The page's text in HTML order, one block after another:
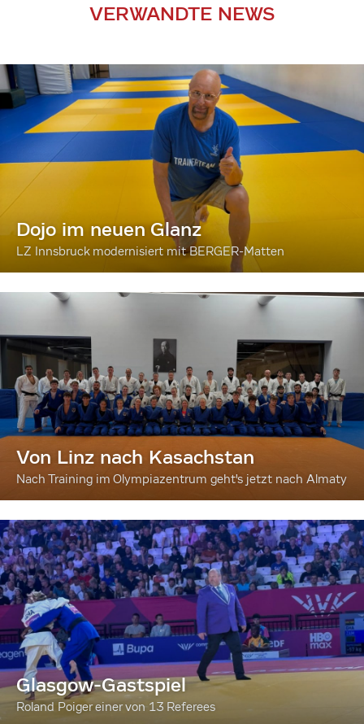
VERWANDTE NEWS
Dojo im neuen Glanz
LZ Innsbruck modernisiert mit BERGER-Matten
Von Linz nach Kasachstan
Nach Training im Olympiazentrum geht's jetzt nach Almaty
Glasgow-Gastspiel
Roland Poiger einer von 13 Referees